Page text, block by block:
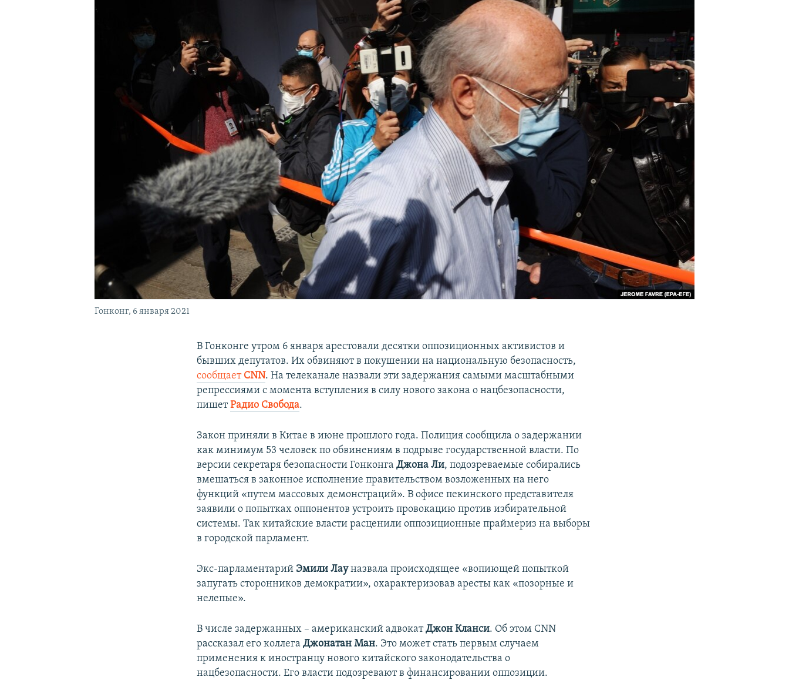
Гонконг, 6 января 2021
В Гонконге утром 6 января арестовали десятки оппозиционных активистов и
бывших депутатов. Их обвиняют в покушении на национальную безопасность,
сообщает CNN. На телеканале назвали эти задержания самыми масштабными
репрессиями с момента вступления в силу нового закона о нацбезопасности,
пишетРадио Свобода.
Закон приняли в Китае в июне прошлого года. Полиция сообщила о задержании
как минимум 53 человек по обвинениям в подрыве государственной власти. По
версии секретаря безопасности ГонконгаДжона Ли, подозреваемые собирались
вмешаться в законное исполнение правительством возложенных на него
функций «путем массовых демонстраций». В офисе пекинского представителя
заявили о попытках оппонентов устроить провокацию против избирательной
системы. Так китайские власти расценили оппозиционные праймериз на выборы
в городской парламент.
Экс-парламентарий Эмили Лауназвала происходящее «вопиющей попыткой
запугать сторонников демократии», охарактеризовав аресты как «позорные и
нелепые».
В числе задержанных – американский адвокатДжон Кланси. Об этом CNN
рассказал его коллегаДжонатан Ман. Это может стать первым случаем
применения к иностранцу нового китайского законодательства о
нацбезопасности. Его власти подозревают в финансировании оппозиции.